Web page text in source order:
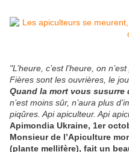
"L’heure, c’est l’heure, on
Fières sont les ouvrières, le
Quand la mort vous susurre
n’est moins sûr, n’aura plus
piqûres. Api apiculteur. Api
Apimondia Ukraine, 1er
Monsieur de l’Apiculture
(plante mellifère), fait un